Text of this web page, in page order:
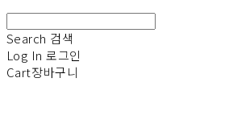
Search 검색
Log In 로그인
Cart장바구니